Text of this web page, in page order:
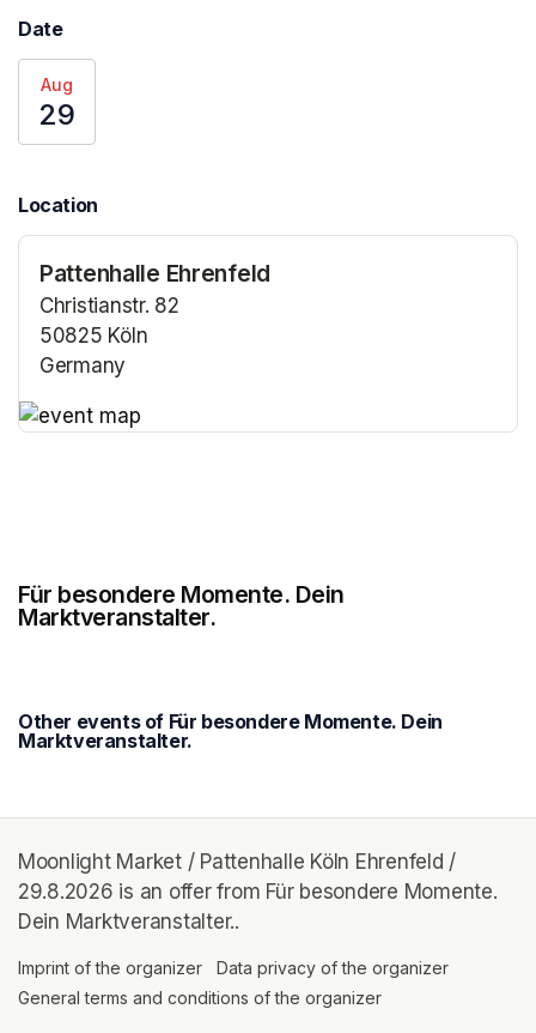
Date
Aug
29
Location
Pattenhalle Ehrenfeld
Christianstr. 82
50825 Köln
Germany
Für besondere Momente. Dein
Marktveranstalter.
Other events of Für besondere Momente. Dein
Marktveranstalter.
Moonlight Market / Pattenhalle Köln Ehrenfeld /
29.8.2026 is an offer from Für besondere Momente.
Dein Marktveranstalter..
Imprint of the organizer (opens in a new tab)
Data privacy of the organizer
General terms and conditions of the organizer